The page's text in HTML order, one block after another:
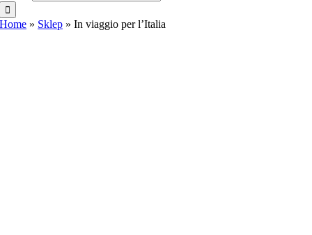
Home » Sklep »In viaggio per l’Italia